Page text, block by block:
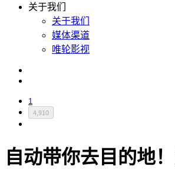
关于我们
关于我们
媒体渠道
唯轮影视
1
4,910
自动带你去目的地